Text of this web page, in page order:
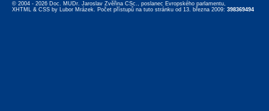
© 2004 - 2026 Doc. MUDr. Jaroslav Zvěřina CSc., poslanec Evropského parlamentu,
XHTML & CSS by Lubor Mrázek. Počet přístupů na tuto stránku od 13. března 2009: 398369494